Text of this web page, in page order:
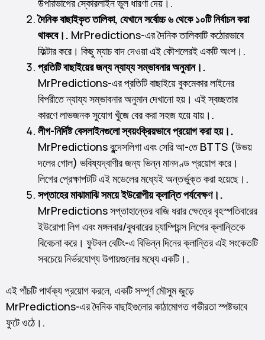
দৈনিক বাছাইকৃত তালিকা, যেখানে সর্বোচ্চ ৬ থেকে ১০টি নির্বাচন করা
থাকবে।. MrPredictions-এর দৈনিক তালিকাটি কঠোরভাবে
ফিল্টার করে। কিছু ম্যাচ বাদ দেওয়া এই কৌশলেরই একটি অংশ।.
প্রতিটি বাছাইয়ের জন্য ন্যায্য সম্ভাবনার অনুমান।.
MrPredictions-এর প্রতিটি বাছাইয়ে বুকমেকার লাইনের
বিপরীতে ন্যায্য সম্ভাবনার অনুমান দেখানো হয়। এই স্বচ্ছতার
কারণে লাভজনক সুযোগ খুঁজে বের করা সহজ হয়ে যায়।.
লীগ-নির্দিষ্ট বেসলাইনগুলো স্বয়ংক্রিয়ভাবে প্রয়োগ করা হয়।.
MrPredictions বুন্দেসলিগা এবং সেরি আ-তে BTTS (উভয়
দলের গোল) ভবিষ্যদ্বাণীর জন্য ভিন্ন মানদণ্ড প্রয়োগ করে।
লিগের প্রেক্ষাপটটি এই মডেলের মধ্যেই অন্তর্ভুক্ত করা হয়েছে।.
সপ্তাহের মাঝামাঝি সময়ে ইউরোপীয় ক্লান্তি পর্যবেক্ষণ।.
MrPredictions সপ্তাহান্তের বাজি ধরার ক্ষেত্রে বৃহস্পতিবারের
ইউরোপা লিগ এবং মঙ্গলবার/বুধবারের চ্যাম্পিয়ন্স লিগের ক্লান্তিকে
বিবেচনা করে। ফুটবল বেটিং-এ বিভিন্ন দিনের ক্লান্তির এই সংকেতটি
সবচেয়ে নির্ভরযোগ্য উপায়গুলোর মধ্যে একটি।.
এই পাঁচটি পার্থক্য প্রয়োগ করলে, একটি সম্পূর্ণ মৌসুম জুড়ে
MrPredictions-এর দৈনিক বাছাইগুলোর কাঠামোগত গভীরতা স্পষ্টভাবে
ফুটে ওঠে।.